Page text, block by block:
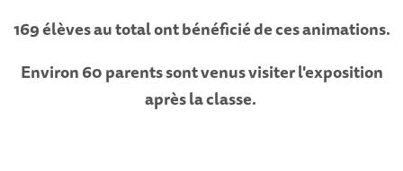
169élèves au total ont bénéficié de ces animations.
Environ 60 parents sont venus visiter l'exposition
après la classe.